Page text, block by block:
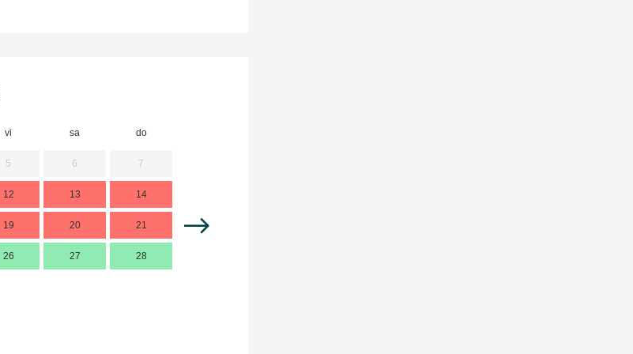
vi sa do
5 6 7
12 13 14
19 20 21
26 27 28
14